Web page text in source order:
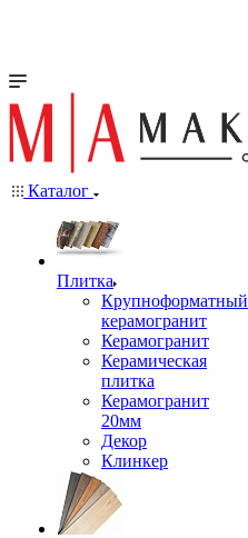
Каталог
Плитка
Крупноформатный
керамогранит
Керамогранит
Керамическая
плитка
Керамогранит
20мм
Декор
Клинкер